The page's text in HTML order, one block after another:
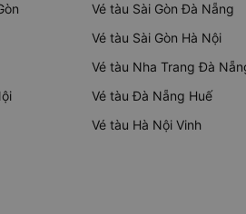
Vé tàu Sài Gòn Đà Nẵng
Vé tàu Sài Gòn Hà Nội
Vé tàu Nha Trang Đà
Vé tàu Đà Nẵng Huế
Vé tàu Hà Nội Vinh